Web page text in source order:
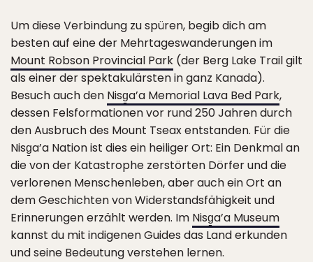
Um diese Verbindung zu spüren, begib dich am
besten auf eine der Mehrtageswanderungen im
Mount Robson Provincial Park (der Berg Lake Trail gilt
als einer der spektakulärsten in ganz Kanada).
Besuch auch den Nisg̱a’a Memorial Lava Bed Park,
dessen Felsformationen vor rund 250 Jahren durch
den Ausbruch des Mount Tseax entstanden. Für die
Nisg̱a’a Nation ist dies ein heiliger Ort: Ein Denkmal an
die von der Katastrophe zerstörten Dörfer und die
verlorenen Menschenleben, aber auch ein Ort an
dem Geschichten von Widerstandsfähigkeit und
Erinnerungen erzählt werden. Im Nisg̱a’a Museum
kannst du mit indigenen Guides das Land erkunden
und seine Bedeutung verstehen lernen.